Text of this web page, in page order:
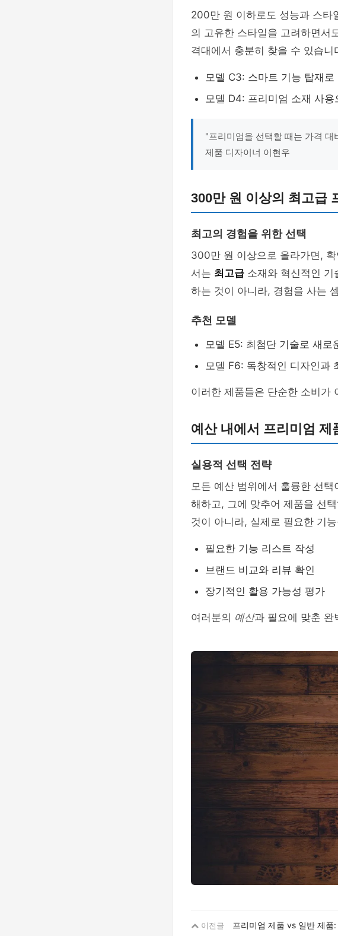
200만 원 이하로도 성능과 스타
의 고유한 스타일을 고려하면서
격대에서 충분히 찾을 수 있습니
모델 C3: 스마트 기능 탑재로
모델 D4: 프리미엄 소재 사용
"프리미엄을 선택할 때는 가격
제품 디자이너 이현우
300만 원 이상의 최고급
최고의 경험을 위한 선택
300만 원 이상으로 올라가면,
서는 최고급 소재와 혁신적인
하는 것이 아니라, 경험을 사는
추천 모델
모델 E5: 최첨단 기술로 새로
모델 F6: 독창적인 디자인과
이러한 제품들은 단순한 소비가
예산 내에서 프리미엄 제
실용적 선택 전략
모든 예산 범위에서 훌륭한 선
해하고, 그에 맞추어 제품을 선
것이 아니라, 실제로 필요한 기
필요한 기능 리스트 작성
브랜드 비교와 리뷰 확인
장기적인 활용 가능성 평가
여러분의 예산과 필요에 맞춘 완
이전글 프리미엄 제품 vs 일반 제품